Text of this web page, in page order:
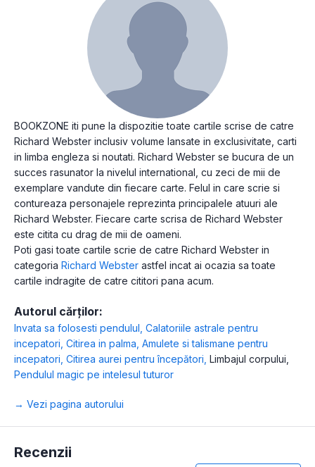
BOOKZONE iti pune la dispozitie toate cartile scrise de catre
Richard Webster inclusiv volume lansate in exclusivitate, carti
in limba engleza si noutati. Richard Webster se bucura de un
succes rasunator la nivelul international, cu zeci de mii de
exemplare vandute din fiecare carte. Felul in care scrie si
contureaza personajele reprezinta principalele atuuri ale
Richard Webster. Fiecare carte scrisa de Richard Webster
este citita cu drag de mii de oameni.
Poti gasi toate cartile scrie de catre Richard Webster in
categoria Richard Webster astfel incat ai ocazia sa toate
cartile indragite de catre cititori pana acum.
Autorul cărților:
Invata sa folosesti pendulul Calatoriile astrale pentru
incepatori Citirea in palma Amulete si talismane pentru
incepatori Citirea aurei pentru începători Limbajul corpului
Pendulul magic pe intelesul tuturor
→ Vezi pagina autorului
Recenzii